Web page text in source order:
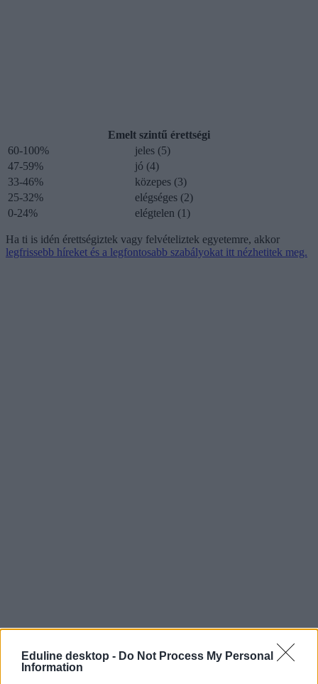
Eduline desktop - Do Not Process My Personal
Information
Emelt szintű érettségi
60-100%
jeles (5)
47-59%
jó (4)
33-46%
közepes (3)
25-32%
elégséges (2)
0-24%
elégtelen (1)
Ha ti is idén érettségiztek vagy felvételiztek egyetemre, akkor
legfrissebb híreket és a legfontosabb szabályokat itt nézhetitek meg.